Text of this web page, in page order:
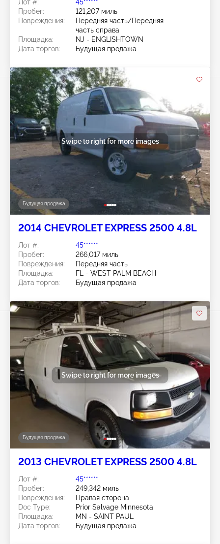
Лот #:
45******
Пробег:
121,207 миль
Повреждения:
Передняя часть/Передняя
часть справа
Площадка:
NJ - ENGLISHTOWN
Дата торгов:
Будущая продажа
Будущая продажа
Swipe to right for more images
2014 CHEVROLET EXPRESS 2500 4.8L
Лот #:
45******
Пробег:
266,017 миль
Повреждения:
Передняя часть
Площадка:
FL - WEST PALM BEACH
Дата торгов:
Будущая продажа
Будущая продажа
Swipe to right for more images
2013 CHEVROLET EXPRESS 2500 4.8L
Лот #:
45******
Пробег:
249,342 миль
Повреждения:
Правая сторона
Doc Type:
Prior Salvage Minnesota
Площадка:
MN - SAINT PAUL
Дата торгов:
Будущая продажа